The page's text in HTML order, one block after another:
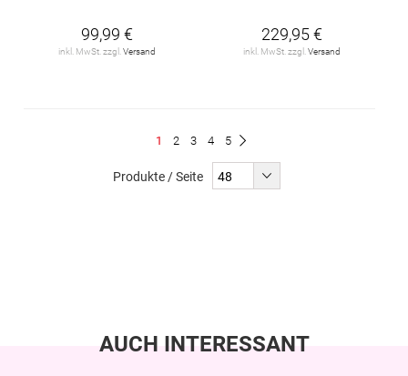
99,99 €
inkl. MwSt. zzgl. Versand
229,95 €
inkl. MwSt. zzgl. Versand
Du
1 Seite
2 Seite
3 Seite
4 Seite
5
Produkte / Seite
AUCH INTERESSANT